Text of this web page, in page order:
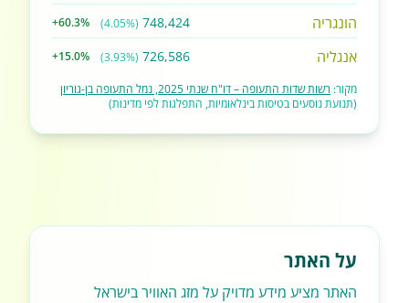
הונגריה 748,424
(4.05%)
+60.3%
אנגליה 726,586
(3.93%)
+15.0%
מקור: רשות שדות התעופה – דו"ח שנתי 2025, נמל התעופה בן-גוריון
(תנועת נוסעים בטיסות בינלאומיות, התפלגות לפי מדינות)
על האתר
האתר מציע מידע מדויק על מזג האוויר בישראל